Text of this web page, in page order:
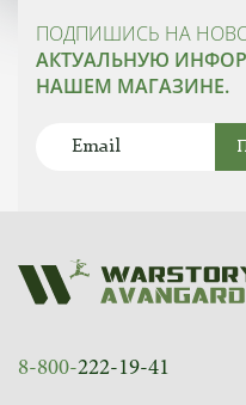
ПОДПИШИСЬ НА
АКТУАЛЬНУЮ
НАШЕМ МАГАЗИНЕ.
8-800-222-19-41